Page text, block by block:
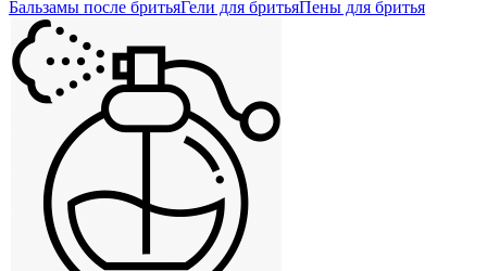
Бальзамы после бритьяГели для бритьяПены для бритья